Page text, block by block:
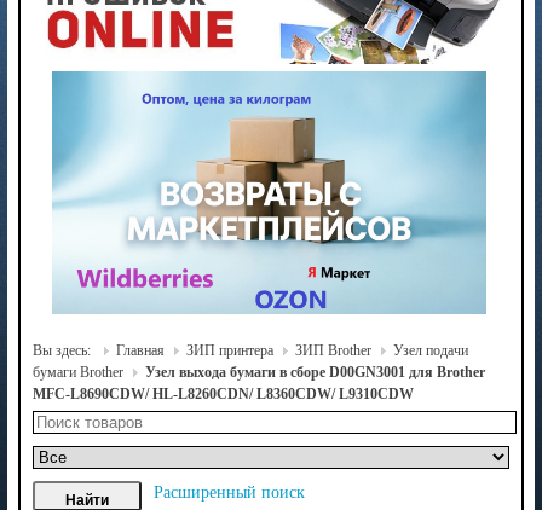
Вы здесь: Главная ЗИП принтера ЗИП Brother
Узел подачи
бумаги Brother
Узел выхода бумаги в сборе D00GN3001 для Brother
MFC-L8690CDW/ HL-L8260CDN/ L8360CDW/ L9310CDW
Расширенный поиск